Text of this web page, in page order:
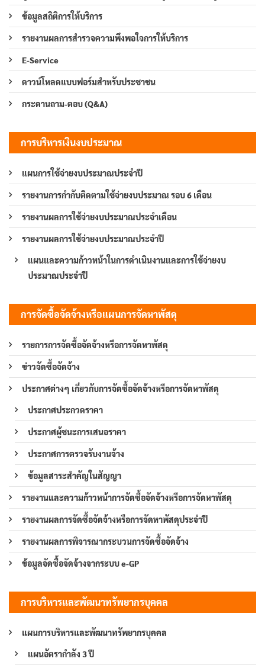
ข้อมูลสถิติการให้บริการ
รายงานผลการสำรวจความพึงพอใจการให้บริการ
E-Service
ดาวน์โหลดแบบฟอร์มสำหรับประชาชน
กระดานถาม-ตอบ (Q&A)
การบริหารเงินงบประมาณ
แผนการใช้จ่ายงบประมาณประจำปี
รายงานการกำกับติดตามใช้จ่ายงบประมาณ รอบ 6 เดือน
รายงานผลการใช้จ่ายงบประมาณประจำเดือน
รายงานผลการใช้จ่ายงบประมาณประจำปี
แผนและความก้าวหน้าในการดำเนินงานและการใช้จ่ายงบ
ประมาณประจำปี
การจัดซื้อจัดจ้างหรือแผนการจัดหาพัสดุ
รายการการจัดซื้อจัดจ้างหรือการจัดหาพัสดุ
ข่าวจัดซื้อจัดจ้าง
ประกาศต่างๆ เกี่ยวกับการจัดซื้อจัดจ้างหรือการจัดหาพัสดุ
ประกาศประกวดราคา
ประกาศผู้ชนะการเสนอราคา
ประกาศการตรวจรับงานจ้าง
ข้อมูลสาระสำคัญในสัญญา
รายงานและความก้าวหน้าการจัดซื้อจัดจ้างหรือการจัดหาพัสดุ
รายงานผลการจัดซื้อจัดจ้างหรือการจัดหาพัสดุประจำปี
รายงานผลการพิจารณากระบวนการจัดซื้อจัดจ้าง
ข้อมูลจัดซื้อจัดจ้างจากระบบ e-GP
การบริหารและพัฒนาทรัพยากรบุคคล
แผนการบริหารและพัฒนาทรัพยากรบุคคล
แผนอัตรากำลัง 3 ปี